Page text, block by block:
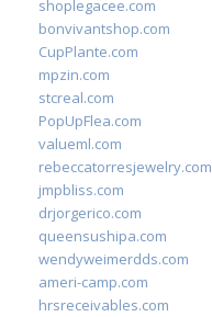
shoplegacee.com
bonvivantshop.com
CupPlante.com
mpzin.com
stcreal.com
PopUpFlea.com
valueml.com
rebeccatorresjewelry.com
jmpbliss.com
drjorgerico.com
queensushipa.com
wendyweimerdds.com
ameri-camp.com
hrsreceivables.com